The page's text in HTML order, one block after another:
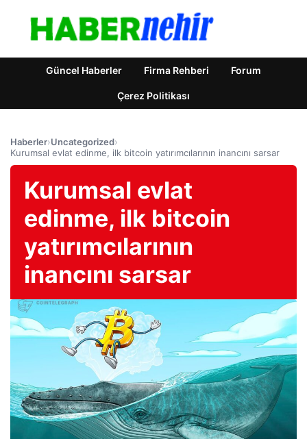
Güncel Haberler Firma Rehberi Forum
Çerez Politikası
Haberler›Uncategorized›
Kurumsal evlat edinme, ilk bitcoin yatırımcılarının inancını sarsar
Kurumsal evlat
edinme, ilk bitcoin
yatırımcılarının
inancını sarsar